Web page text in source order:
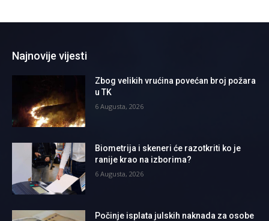
Najnovije vijesti
Zbog velikih vrućina povećan broj požara
u TK
6 Augusta, 2026
Biometrija i skeneri će razotkriti ko je
ranije krao na izborima?
6 Augusta, 2026
Počinje isplata julskih naknada za osobe